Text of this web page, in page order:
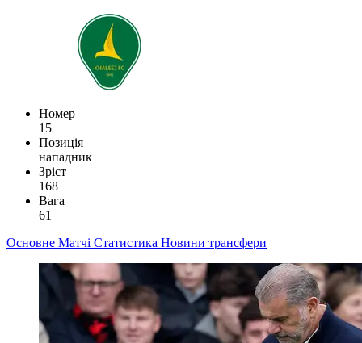
Номер
15
Позиція
нападник
Зріст
168
Вага
61
Основне Матчі Статистика Новини трансфери